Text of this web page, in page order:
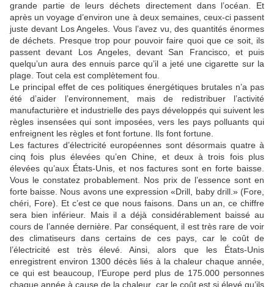
grande partie de leurs déchets directement dans l’océan. Et
après un voyage d’environ une à deux semaines, ceux-ci passent
juste devant Los Angeles. Vous l’avez vu, des quantités énormes
de déchets. Presque trop pour pouvoir faire quoi que ce soit, ils
passent devant Los Angeles, devant San Francisco, et puis
quelqu’un aura des ennuis parce qu’il a jeté une cigarette sur la
plage. Tout cela est complètement fou.
Le principal effet de ces politiques énergétiques brutales n’a pas
été d’aider l’environnement, mais de redistribuer l’activité
manufacturière et industrielle des pays développés qui suivent les
règles insensées qui sont imposées, vers les pays polluants qui
enfreignent les règles et font fortune. Ils font fortune.
Les factures d’électricité européennes sont désormais quatre à
cinq fois plus élevées qu’en Chine, et deux à trois fois plus
élevées qu’aux États-Unis, et nos factures sont en forte baisse.
Vous le constatez probablement. Nos prix de l’essence sont en
forte baisse. Nous avons une expression «Drill, baby drill.» (Fore,
chéri, Fore). Et c’est ce que nous faisons. Dans un an, ce chiffre
sera bien inférieur. Mais il a déjà considérablement baissé au
cours de l’année dernière. Par conséquent, il est très rare de voir
des climatiseurs dans certains de ces pays, car le coût de
l’électricité est très élevé. Ainsi, alors que les États-Unis
enregistrent environ 1300 décès liés à la chaleur chaque année,
ce qui est beaucoup, l’Europe perd plus de 175.000 personnes
chaque année à cause de la chaleur, car le coût est si élevé qu’ils